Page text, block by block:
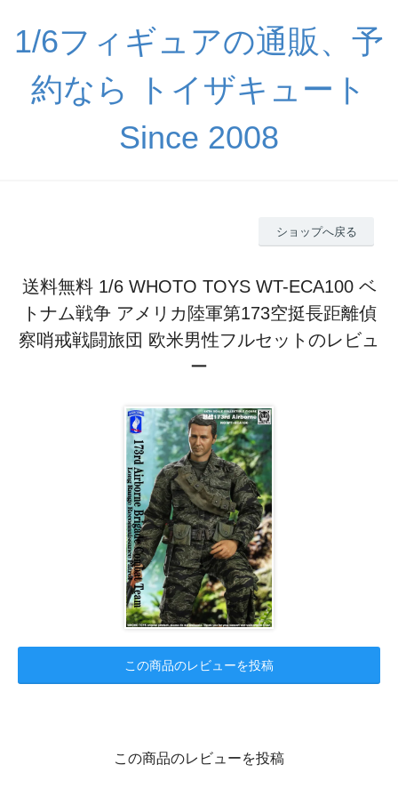
1/6フィギュアの通販、予
約なら トイザキュート
Since 2008
ショップへ戻る
送料無料 1/6 WHOTO TOYS WT-ECA100 ベ
トナム戦争 アメリカ陸軍第173空挺長距離偵
察哨戒戦闘旅団 欧米男性フルセットのレビュ
ー
この商品のレビューを投稿
この商品のレビューを投稿